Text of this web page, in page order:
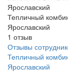
Тепличный
Ярославский
1 отзыв
Отзывы
Тепличный
Ярославский